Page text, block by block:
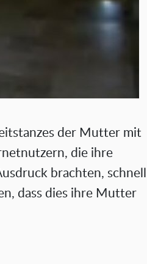
der Mutter mit
die ihre
brachten, schnell
dass dies ihre Mutter